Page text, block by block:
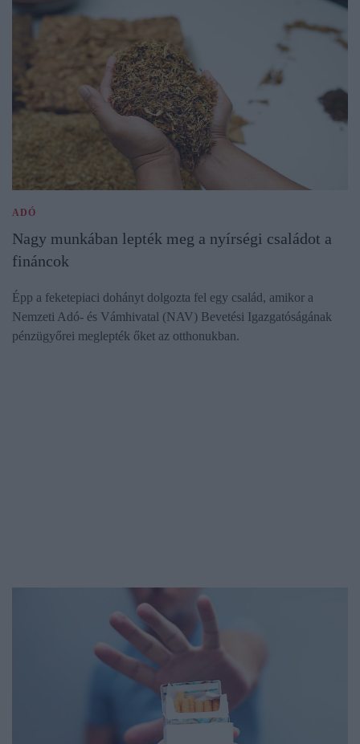
ADÓ
Nagy munkában lepték meg a nyírségi családot a
fináncok
Épp a feketepiaci dohányt dolgozta fel egy család, amikor a
Nemzeti Adó- és Vámhivatal (NAV) Bevetési Igazgatóságának
pénzügyőrei meglepték őket az otthonukban.